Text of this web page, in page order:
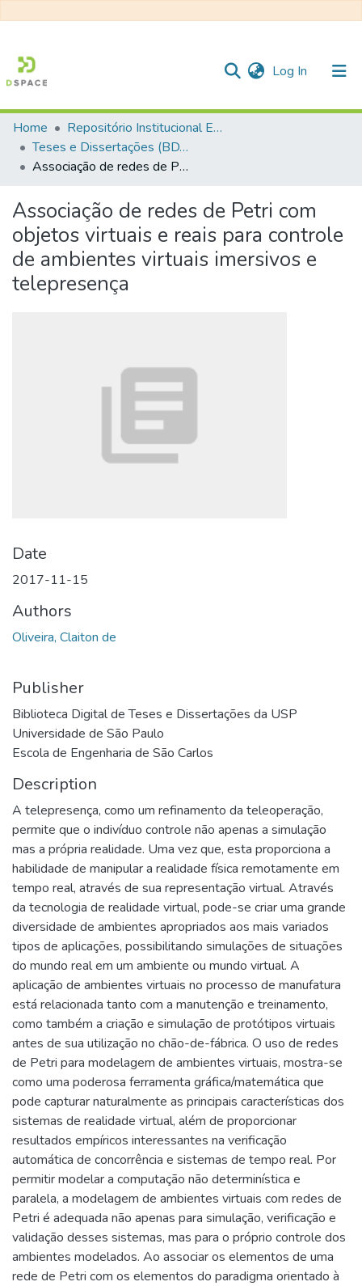
Log In (current)
Communities & Collections
All of DSpace
Statistics
Home
Repositório Institucional EESC
Teses e Dissertações (BDTD USP)
Associação de redes de Petri com objetos virtuais e reais para controle de ambientes virtuais imersivos e telepresença
Associação de redes de Petri com
objetos virtuais e reais para controle
de ambientes virtuais imersivos e
telepresença
Date
2017-11-15
Authors
Oliveira, Claiton de
Publisher
Biblioteca Digital de Teses e Dissertações da USP
Universidade de São Paulo
Escola de Engenharia de São Carlos
Description
A telepresença, como um refinamento da teleoperação,
permite que o indivíduo controle não apenas a simulação
mas a própria realidade. Uma vez que, esta proporciona a
habilidade de manipular a realidade física remotamente em
tempo real, através de sua representação virtual. Através
da tecnologia de realidade virtual, pode-se criar uma grande
diversidade de ambientes apropriados aos mais variados
tipos de aplicações, possibilitando simulações de situações
do mundo real em um ambiente ou mundo virtual. A
aplicação de ambientes virtuais no processo de manufatura
está relacionada tanto com a manutenção e treinamento,
como também a criação e simulação de protótipos virtuais
antes de sua utilização no chão-de-fábrica. O uso de redes
de Petri para modelagem de ambientes virtuais, mostra-se
como uma poderosa ferramenta gráfica/matemática que
pode capturar naturalmente as principais características dos
sistemas de realidade virtual, além de proporcionar
resultados empíricos interessantes na verificação
automática de concorrência e sistemas de tempo real. Por
permitir modelar a computação não determinística e
paralela, a modelagem de ambientes virtuais com redes de
Petri é adequada não apenas para simulação, verificação e
validação desses sistemas, mas para o próprio controle dos
ambientes modelados. Ao associar os elementos de uma
rede de Petri com os elementos do paradigma orientado à